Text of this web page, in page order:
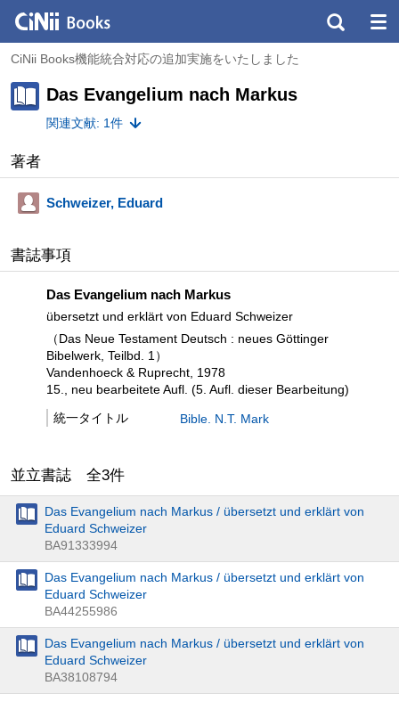
CiNii Books機能統合対応の追加実施をいたしました
Das Evangelium nach Markus
関連文献: 1件
著者
Schweizer, Eduard
書誌事項
Das Evangelium nach Markus
übersetzt und erklärt von Eduard Schweizer
（Das Neue Testament Deutsch : neues Göttinger
Bibelwerk, Teilbd. 1）
Vandenhoeck & Ruprecht, 1978
15., neu bearbeitete Aufl. (5. Aufl. dieser Bearbeitung)
統一タイトル
Bible. N.T. Mark
並立書誌 全3件
Das Evangelium nach Markus / übersetzt und erklärt von
Eduard Schweizer
BA91333994
Das Evangelium nach Markus / übersetzt und erklärt von
Eduard Schweizer
BA44255986
Das Evangelium nach Markus / übersetzt und erklärt von
Eduard Schweizer
BA38108794